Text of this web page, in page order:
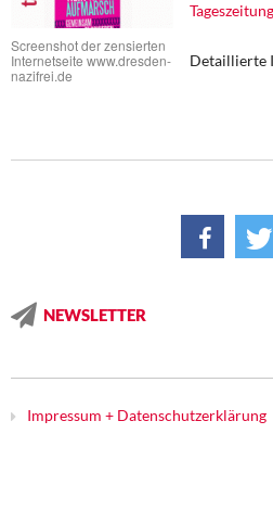
Über mich
Kontakt
Screenshot der zensierten
Internetseite www.dresden-
nazifrei.de
Detaillierte
NEWSLETTER
Impressum + Datenschutzerklärung